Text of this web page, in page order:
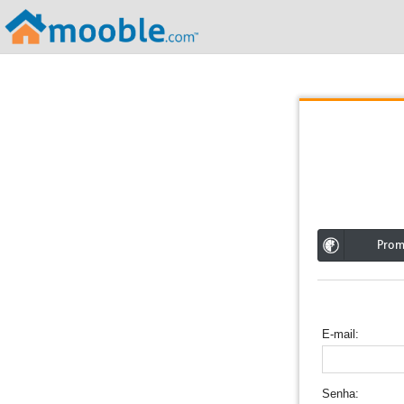
E-mail
Senha